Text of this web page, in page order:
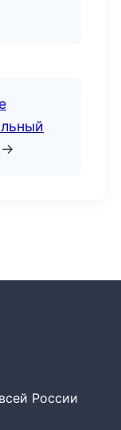
→
России